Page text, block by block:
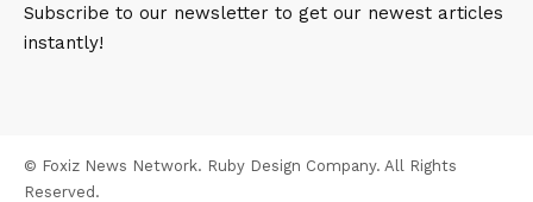
Subscribe to our newsletter to get our newest articles
instantly!
© Foxiz News Network. Ruby Design Company. All Rights
Reserved.